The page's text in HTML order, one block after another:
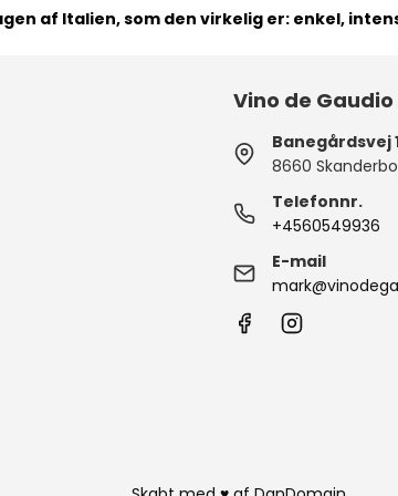
af Italien, som den virkelig er: enkel,
Vino de Gaudio
Banegårdsvej
8660
Telefonnr.
+4560549936
E-mail